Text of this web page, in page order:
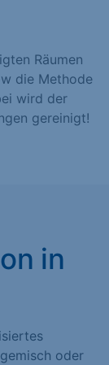
Räumen
die Methode
wird der
gereinigt!
in
oder